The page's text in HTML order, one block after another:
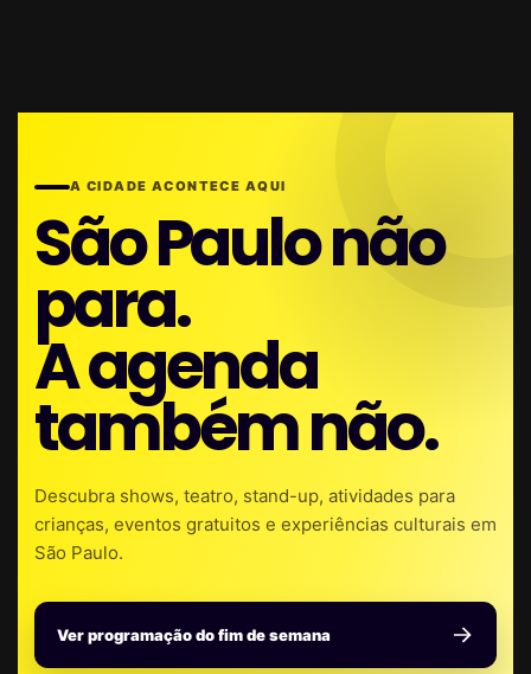
A CIDADE ACONTECE AQUI
São Paulo não
para.
A agenda
também não.
Descubra shows, teatro, stand-up, atividades para
crianças, eventos gratuitos e experiências culturais em
São Paulo.
Ver programação do fim de semana